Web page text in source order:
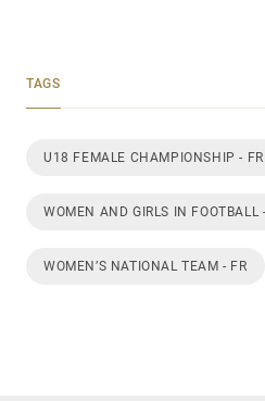
TAGS
U18 FEMALE CHAMPIONSHIP - FR
WOMEN AND GIRLS IN FOOTBALL
WOMEN’S NATIONAL TEAM - FR